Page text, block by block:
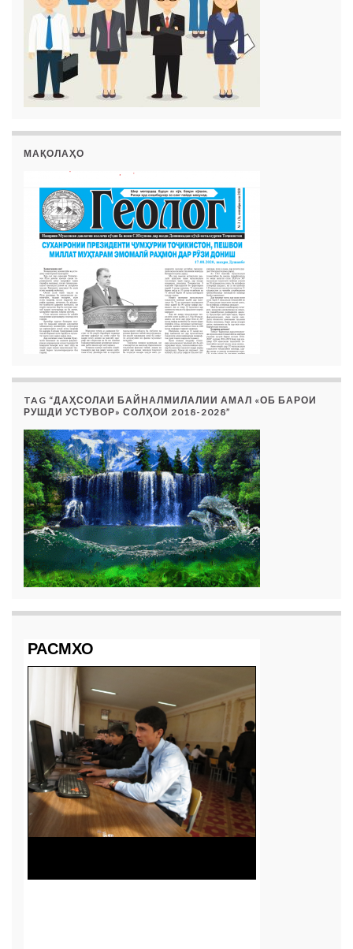
МАҚОЛАҲО
TAG “ДАҲСОЛАИ БАЙНАЛМИЛАЛИИ АМАЛ «ОБ БАРОИ
РУШДИ УСТУВОР» СОЛҲОИ 2018-2028”
РАСМХО